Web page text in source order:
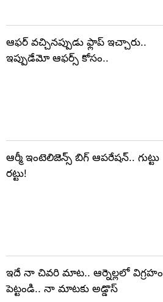
ఆఫర్ వచ్చినప్పుడు ఫ్లాప్ ఇచ్చారు..
ఇప్పుడేమో ఆఫర్స్ కోసం..
ఆర్మీ ఇంటెలిజెన్స్ బిగ్ ఆపరేషన్.. గుట్టు
రట్టు!
ఇదే నా చివరి మాట.. ఆర్నెల్లలో విగ్రహం
పెట్టండి.. నా మాటకు అడ్డొస్